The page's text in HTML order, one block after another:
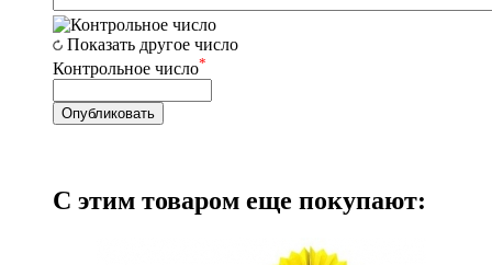
Показать другое число
Контрольное число*
С этим товаром еще покупают: